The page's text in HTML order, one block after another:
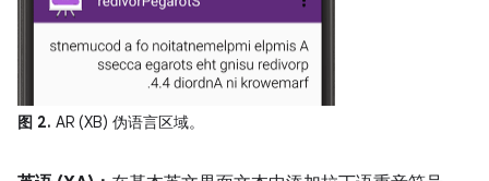
图 2. AR (XB) 伪语言区域。